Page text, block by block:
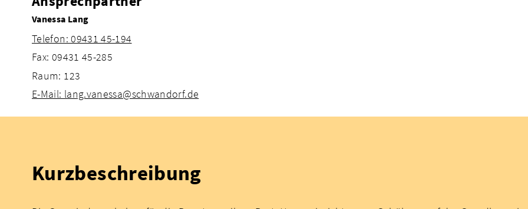
Vanessa Lang
Telefon: 09431 45-194
Fax: 09431 45-285
Raum: 123
E-Mail: lang.vanessa@schwandorf.de
Kurzbeschreibung